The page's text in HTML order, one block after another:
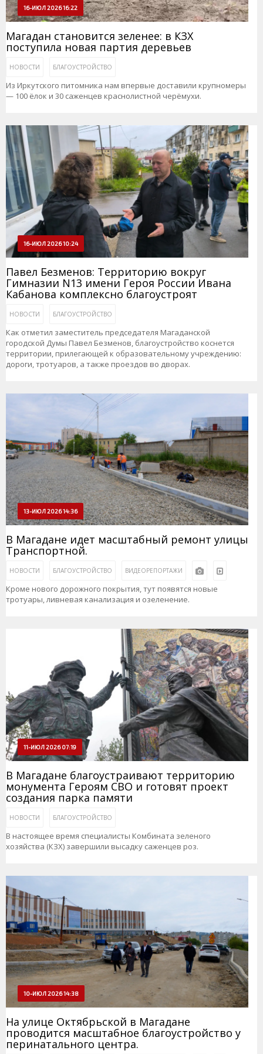
16-ИЮЛ 2026 16:22
Магадан становится зеленее: в КЗХ
поступила новая партия деревьев
НОВОСТИ БЛАГОУСТРОЙСТВО
Из Иркутского питомника нам впервые доставили крупномеры
— 100 ёлок и 30 саженцев краснолистной черёмухи.
16-ИЮЛ 2026 10:24
Павел Безменов: Территорию вокруг
Гимназии N13 имени Героя России Ивана
Кабанова комплексно благоустроят
НОВОСТИ БЛАГОУСТРОЙСТВО
Как отметил заместитель председателя Магаданской
городской Думы Павел Безменов, благоустройство коснется
территории, прилегающей к образовательному учреждению:
дороги, тротуаров, а также проездов во дворах.
13-ИЮЛ 2026 14:36
В Магадане идет масштабный ремонт улицы
Транспортной.
НОВОСТИ БЛАГОУСТРОЙСТВО ВИДЕОРЕПОРТАЖИ
Кроме нового дорожного покрытия, тут появятся новые
тротуары, ливневая канализация и озеленение.
11-ИЮЛ 2026 07:19
В Магадане благоустраивают территорию
монумента Героям СВО и готовят проект
создания парка памяти
НОВОСТИ БЛАГОУСТРОЙСТВО
В настоящее время специалисты Комбината зеленого
хозяйства (КЗХ) завершили высадку саженцев роз.
10-ИЮЛ 2026 14:38
На улице Октябрьской в Магадане
проводится масштабное благоустройство у
перинатального центра.